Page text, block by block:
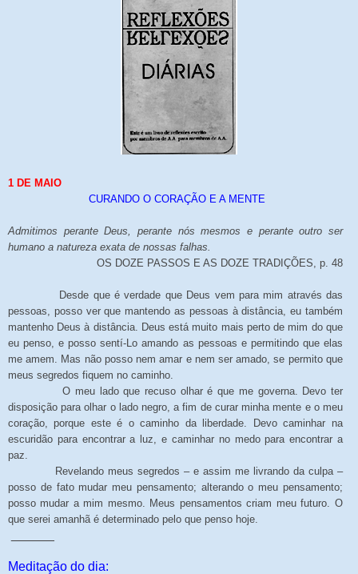
1 DE MAIO
CURANDO O CORAÇÃO E A MENTE
Admitimos perante Deus, perante nós mesmos e perante outro ser
humano a natureza exata de nossas falhas.
OS DOZE PASSOS E AS DOZE TRADIÇÕES, p. 48
Desde que é verdade que Deus vem para mim através das
pessoas, posso ver que mantendo as pessoas à distância, eu também
mantenho Deus à distância. Deus está muito mais perto de mim do que
eu penso, e posso sentí-Lo amando as pessoas e permitindo que elas
me amem. Mas não posso nem amar e nem ser amado, se permito que
meus segredos fiquem no caminho.
O meu lado que recuso olhar é que me governa. Devo ter
disposição para olhar o lado negro, a fim de curar minha mente e o meu
coração, porque este é o caminho da liberdade. Devo caminhar na
escuridão para encontrar a luz, e caminhar no medo para encontrar a
paz.
Revelando meus segredos – e assim me livrando da culpa –
posso de fato mudar meu pensamento; alterando o meu pensamento;
posso mudar a mim mesmo. Meus pensamentos criam meu futuro. O
que serei amanhã é determinado pelo que penso hoje.
Meditação do dia: